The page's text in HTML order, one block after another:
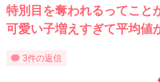
特別目を奪われるってこと
可愛い子増えすぎて平均値
3件の返信